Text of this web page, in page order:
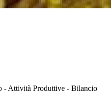
- Attività Produttive - Bilancio